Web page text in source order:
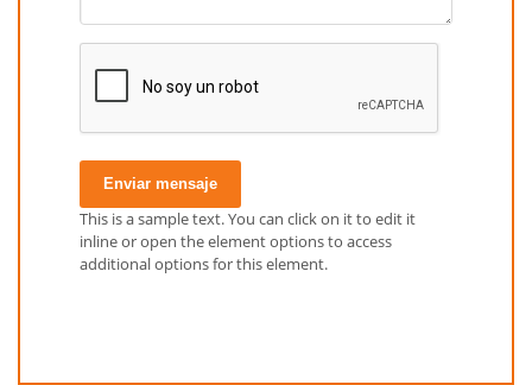
Enviar mensaje
This is a sample text. You can click on it to edit it
inline or open the element options to access
additional options for this element.